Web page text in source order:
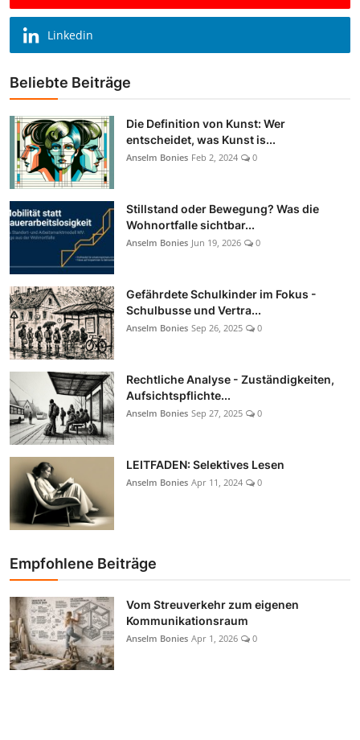
Linkedin
Beliebte Beiträge
Die Definition von Kunst: Wer
entscheidet, was Kunst is...
Anselm Bonies Feb 2, 2024 0
Stillstand oder Bewegung? Was die
Wohnortfalle sichtbar...
Anselm Bonies Jun 19, 2026 0
Gefährdete Schulkinder im Fokus -
Schulbusse und Vertra...
Anselm Bonies Sep 26, 2025 0
Rechtliche Analyse - Zuständigkeiten,
Aufsichtspflichte...
Anselm Bonies Sep 27, 2025 0
LEITFADEN: Selektives Lesen
Anselm Bonies Apr 11, 2024 0
Empfohlene Beiträge
Vom Streuverkehr zum eigenen
Kommunikationsraum
Anselm Bonies Apr 1, 2026 0